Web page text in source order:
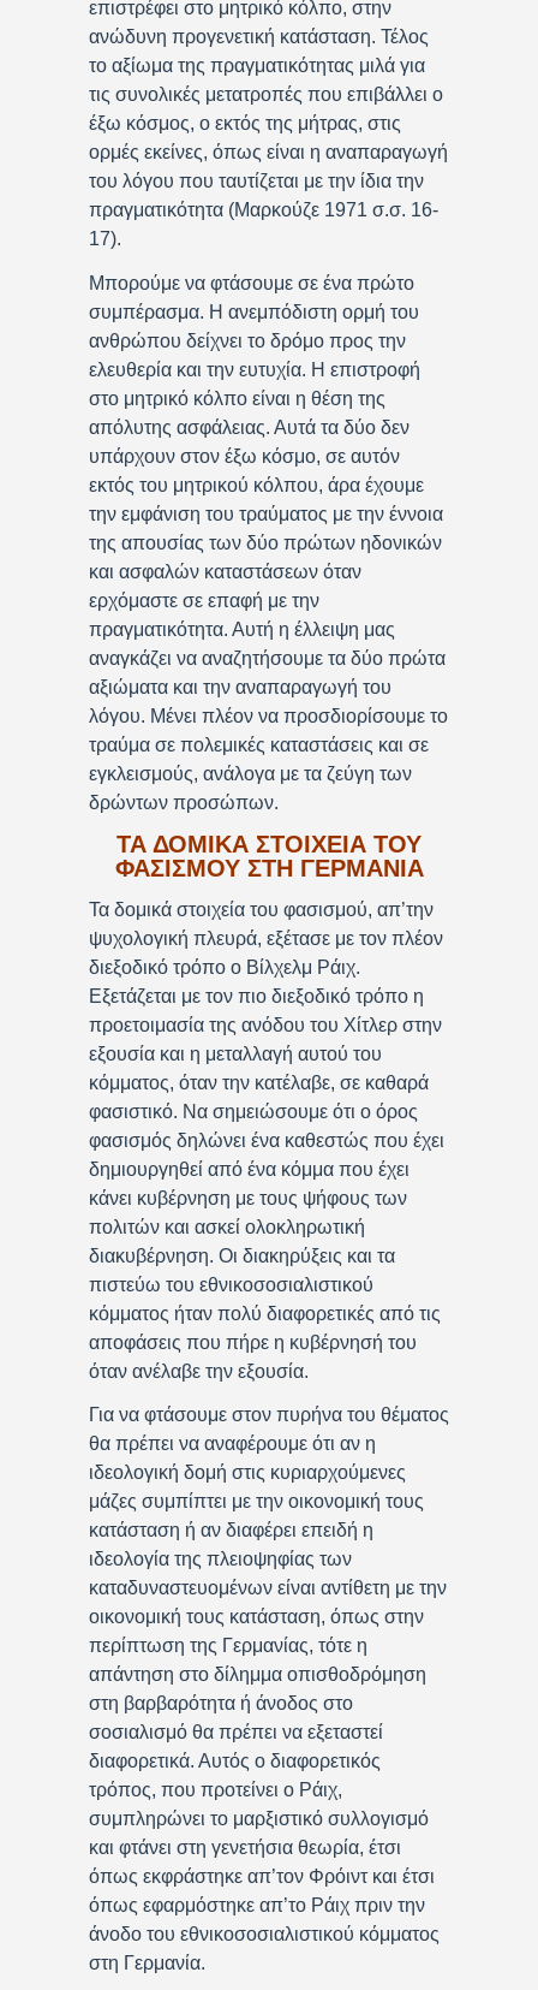
επιστρέφει στο μητρικό κόλπο, στην
ανώδυνη προγενετική κατάσταση. Τέλος
το αξίωμα της πραγματικότητας μιλά για
τις συνολικές μετατροπές που επιβάλλει ο
έξω κόσμος, ο εκτός της μήτρας, στις
ορμές εκείνες, όπως είναι η αναπαραγωγή
του λόγου που ταυτίζεται με την ίδια την
πραγματικότητα (Μαρκούζε 1971 σ.σ. 16-
17).
Μπορούμε να φτάσουμε σε ένα πρώτο
συμπέρασμα. Η ανεμπόδιστη ορμή του
ανθρώπου δείχνει το δρόμο προς την
ελευθερία και την ευτυχία. Η επιστροφή
στο μητρικό κόλπο είναι η θέση της
απόλυτης ασφάλειας. Αυτά τα δύο δεν
υπάρχουν στον έξω κόσμο, σε αυτόν
εκτός του μητρικού κόλπου, άρα έχουμε
την εμφάνιση του τραύματος με την έννοια
της απουσίας των δύο πρώτων ηδονικών
και ασφαλών καταστάσεων όταν
ερχόμαστε σε επαφή με την
πραγματικότητα. Αυτή η έλλειψη μας
αναγκάζει να αναζητήσουμε τα δύο πρώτα
αξιώματα και την αναπαραγωγή του
λόγου. Μένει πλέον να προσδιορίσουμε το
τραύμα σε πολεμικές καταστάσεις και σε
εγκλεισμούς, ανάλογα με τα ζεύγη των
δρώντων προσώπων.
ΤΑ ΔΟΜΙΚΑ ΣΤΟΙΧΕΙΑ ΤΟΥ
ΦΑΣΙΣΜΟΥ ΣΤΗ ΓΕΡΜΑΝΙΑ
Τα δομικά στοιχεία του φασισμού, απ’την
ψυχολογική πλευρά, εξέτασε με τον πλέον
διεξοδικό τρόπο ο Βίλχελμ Ράιχ.
Εξετάζεται με τον πιο διεξοδικό τρόπο η
προετοιμασία της ανόδου του Χίτλερ στην
εξουσία και η μεταλλαγή αυτού του
κόμματος, όταν την κατέλαβε, σε καθαρά
φασιστικό. Να σημειώσουμε ότι ο όρος
φασισμός δηλώνει ένα καθεστώς που έχει
δημιουργηθεί από ένα κόμμα που έχει
κάνει κυβέρνηση με τους ψήφους των
πολιτών και ασκεί ολοκληρωτική
διακυβέρνηση. Οι διακηρύξεις και τα
πιστεύω του εθνικοσοσιαλιστικού
κόμματος ήταν πολύ διαφορετικές από τις
αποφάσεις που πήρε η κυβέρνησή του
όταν ανέλαβε την εξουσία.
Για να φτάσουμε στον πυρήνα του θέματος
θα πρέπει να αναφέρουμε ότι αν η
ιδεολογική δομή στις κυριαρχούμενες
μάζες συμπίπτει με την οικονομική τους
κατάσταση ή αν διαφέρει επειδή η
ιδεολογία της πλειοψηφίας των
καταδυναστευομένων είναι αντίθετη με την
οικονομική τους κατάσταση, όπως στην
περίπτωση της Γερμανίας, τότε η
απάντηση στο δίλημμα οπισθοδρόμηση
στη βαρβαρότητα ή άνοδος στο
σοσιαλισμό θα πρέπει να εξεταστεί
διαφορετικά. Αυτός ο διαφορετικός
τρόπος, που προτείνει ο Ράιχ,
συμπληρώνει το μαρξιστικό συλλογισμό
και φτάνει στη γενετήσια θεωρία, έτσι
όπως εκφράστηκε απ’τον Φρόιντ και έτσι
όπως εφαρμόστηκε απ’το Ράιχ πριν την
άνοδο του εθνικοσοσιαλιστικού κόμματος
στη Γερμανία.